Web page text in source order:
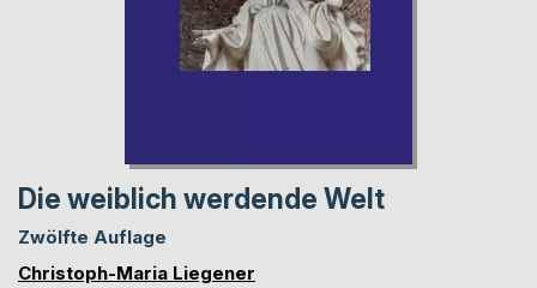
Die weiblich werdende Welt
Zwölfte Auflage
Christoph-Maria Liegener